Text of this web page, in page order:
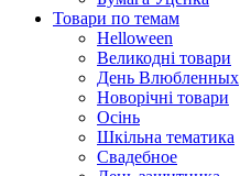
Товари по темам
Helloween
Великодні товари
День Влюбленных
Новорічні товари
Осінь
Шкільна тематика
Свадебное